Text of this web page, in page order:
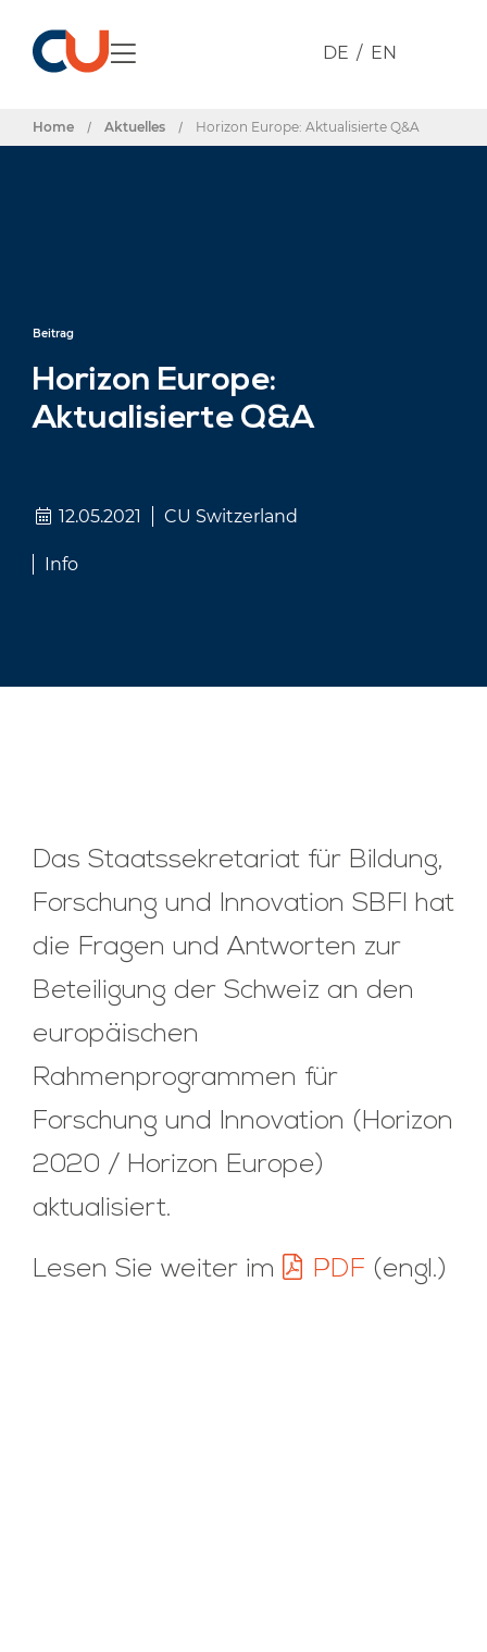
DE EN
Home / Aktuelles / Horizon Europe: Aktualisierte Q&A
Beitrag
Horizon Europe:
Aktualisierte Q&A
12.05.2021 CU Switzerland
Info
Das Staatssekretariat für Bildung,
Forschung und Innovation SBFI hat
die Fragen und Antworten zur
Beteiligung der Schweiz an den
europäischen
Rahmenprogrammen für
Forschung und Innovation (Horizon
2020 / Horizon Europe)
aktualisiert.
Lesen Sie weiter im PDF (engl.)